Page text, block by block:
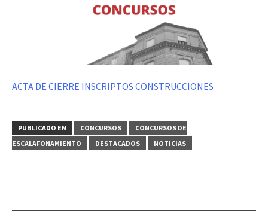
ACTA DE CIERRE INSCRIPTOS CONSTRUCCIONES
PUBLICADO EN CONCURSOS
CONCURSOS DE
ESCALAFONAMIENTO
DESTACADOS NOTICIAS